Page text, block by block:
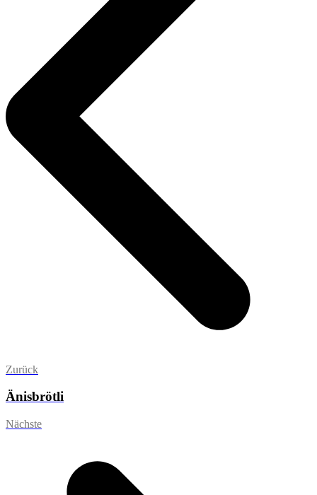
Zurück
Änisbrötli
Nächste